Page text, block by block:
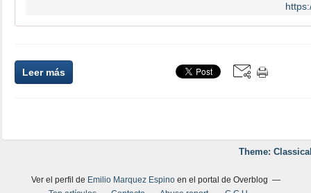
Leer más
Theme:
Ver el perfil de Emilio Marquez Espinoen el portal de Overblog